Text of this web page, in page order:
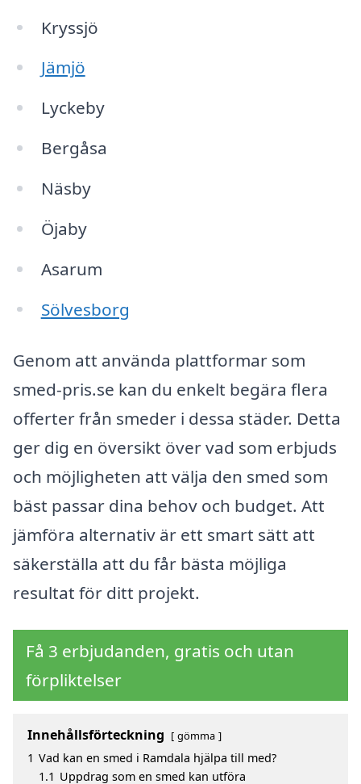
Kryssjö
Jämjö
Lyckeby
Bergåsa
Näsby
Öjaby
Asarum
Sölvesborg
Genom att använda plattformar som
smed-pris.se kan du enkelt begära flera
offerter från smeder i dessa städer. Detta
ger dig en översikt över vad som erbjuds
och möjligheten att välja den smed som
bäst passar dina behov och budget. Att
jämföra alternativ är ett smart sätt att
säkerställa att du får bästa möjliga
resultat för ditt projekt.
Få 3 erbjudanden, gratis och utan
förpliktelser
Innehållsförteckning gömma
1 Vad kan en smed i Ramdala hjälpa till med?
1.1 Uppdrag som en smed kan utföra